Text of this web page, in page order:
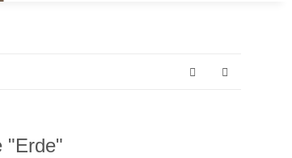
"Erde"